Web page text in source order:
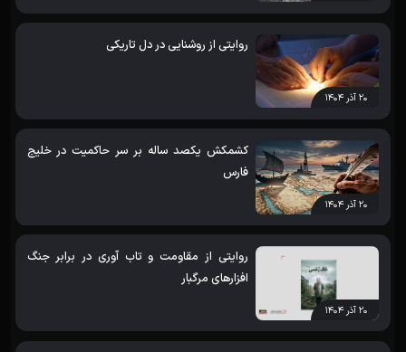
۲۰ آذر ۱۴۰۴
روایتی از روشنایی در دل تاریکی
۲۰ آذر ۱۴۰۴
کشمکش یکصد ساله بر سر حاکمیت در خلیج
فارس
۲۰ آذر ۱۴۰۴
روایتی از مقاومت و تاب آوری در برابر جنگ
افزارهای مرگبار